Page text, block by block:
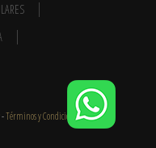
-Términos y Condiciones